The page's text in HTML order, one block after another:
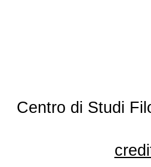
Centro di Studi